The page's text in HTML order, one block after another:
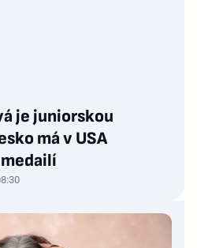
je juniorskou
má v USA